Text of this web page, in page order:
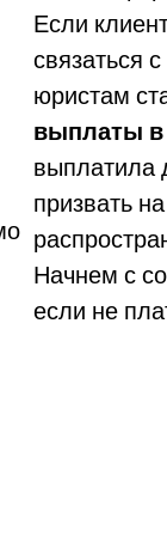
Если
связаться
юристам
выплаты
выплатила
призвать
Начнем с
если не